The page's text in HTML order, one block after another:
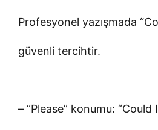
Profesyonel yazışmada
güvenli tercihtir.
– “Please” konumu: “Could